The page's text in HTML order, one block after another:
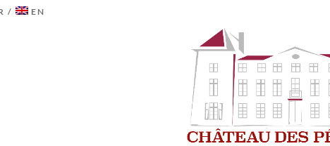
EN